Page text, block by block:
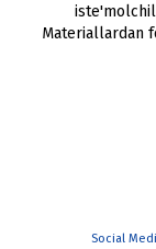
Materiallardan
Social